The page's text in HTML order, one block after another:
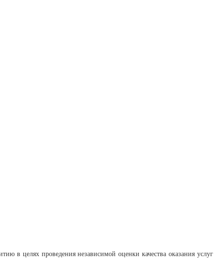
в целях проведения независимой оценки качества оказания услуг